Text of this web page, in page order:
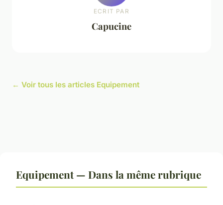
ECRIT PAR
Capucine
← Voir tous les articles Equipement
Equipement — Dans la même rubrique